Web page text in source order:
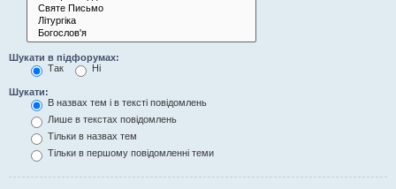
Шукати в підфорумах:
Так
Ні
Шукати:
В назвах тем і в тексті повідомлень
Лише в текстах повідомлень
Тільки в назвах тем
Тільки в першому повідомленні теми